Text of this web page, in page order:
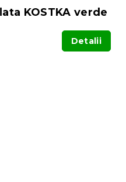
KOSTKA verde
Detalii